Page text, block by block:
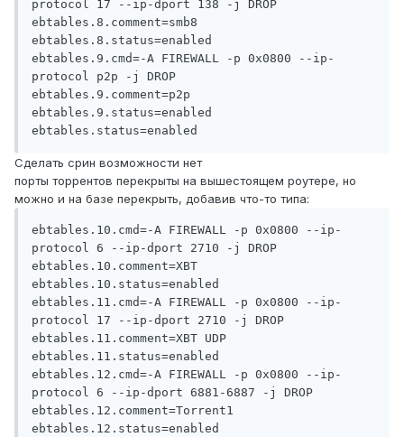
protocol 17 --ip-dport 138 -j DROP
ebtables.8.comment=smb8
ebtables.8.status=enabled
ebtables.9.cmd=-A FIREWALL -p 0x0800 --ip-
protocol p2p -j DROP
ebtables.9.comment=p2p
ebtables.9.status=enabled
ebtables.status=enabled
Сделать срин возможности нет
порты торрентов перекрыты на вышестоящем роутере, но
можно и на базе перекрыть, добавив что-то типа:
ebtables.10.cmd=-A FIREWALL -p 0x0800 --ip-
protocol 6 --ip-dport 2710 -j DROP
ebtables.10.comment=XBT
ebtables.10.status=enabled
ebtables.11.cmd=-A FIREWALL -p 0x0800 --ip-
protocol 17 --ip-dport 2710 -j DROP
ebtables.11.comment=XBT UDP
ebtables.11.status=enabled
ebtables.12.cmd=-A FIREWALL -p 0x0800 --ip-
protocol 6 --ip-dport 6881-6887 -j DROP
ebtables.12.comment=Torrent1